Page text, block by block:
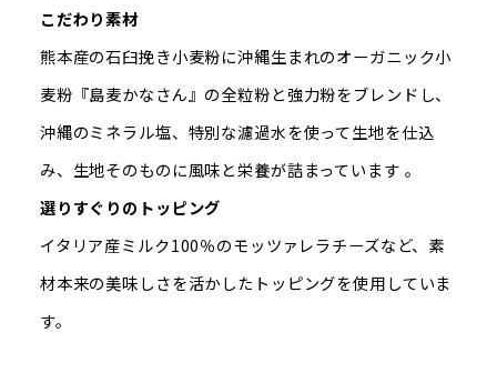
こだわり素材
熊本産の石臼挽き小麦粉に沖縄生まれのオーガニック小
麦粉『島麦かなさん』の全粒粉と強力粉をブレンドし、
沖縄のミネラル塩、特別な濾過水を使って生地を仕込
み、生地そのものに風味と栄養が詰まっています 。
選りすぐりのトッピング
イタリア産ミルク100％のモッツァレラチーズなど、素
材本来の美味しさを活かしたトッピングを使用していま
す。